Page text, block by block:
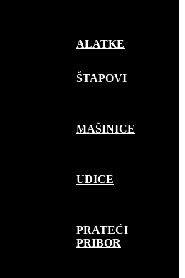
ALATKE
ŠTAPOVI
MAŠINICE
UDICE
PRATEĆI
PRIBOR